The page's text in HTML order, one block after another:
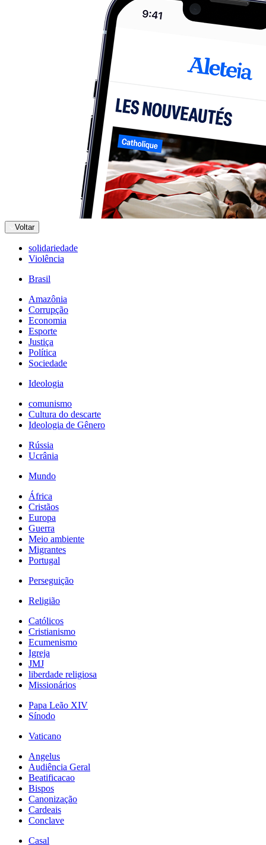
Voltar
solidariedade
Violência
Brasil
Amazônia
Corrupção
Economia
Esporte
Justiça
Política
Sociedade
Ideologia
comunismo
Cultura do descarte
Ideologia de Gênero
Rússia
Ucrânia
Mundo
África
Cristãos
Europa
Guerra
Meio ambiente
Migrantes
Portugal
Perseguição
Religião
Católicos
Cristianismo
Ecumenismo
Igreja
JMJ
liberdade religiosa
Missionários
Papa Leão XIV
Sínodo
Vaticano
Angelus
Audiência Geral
Beatificacao
Bispos
Canonização
Cardeais
Conclave
Casal